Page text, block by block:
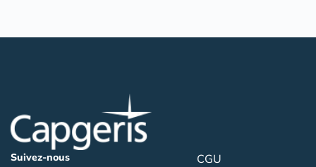
Suivez-nous
CGU